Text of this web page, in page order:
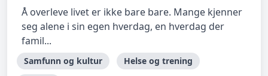
Å overleve livet er ikke bare bare. Mange kjenner
seg alene i sin egen hverdag, en hverdag der
famil...
Samfunn og kultur
Helse og trening